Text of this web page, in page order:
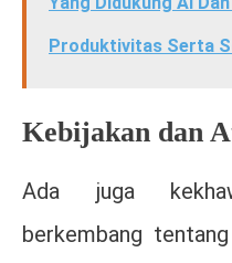
Produktivitas Serta
Kebijakan dan
Ada juga
berkembang